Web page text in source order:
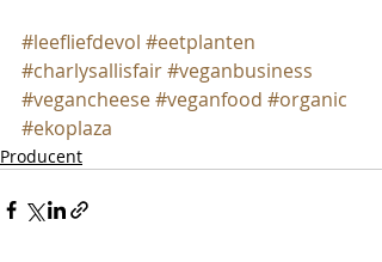
#leefliefdevol #eetplanten
#charlysallisfair#veganbusiness
#vegancheese#veganfood #organic
#ekoplaza
Producent